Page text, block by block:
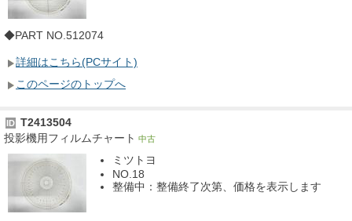
◆PART NO.512074
詳細はこちら(PCサイト)
このページのトップへ
ID T2413504
投影機用フィルムチャート 中古
ミツトヨ
NO.18
整備中：整備終了次第、価格を表示します